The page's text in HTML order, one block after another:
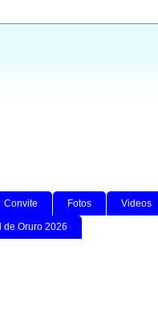
Convite Fotos Videos
de Oruro 2026